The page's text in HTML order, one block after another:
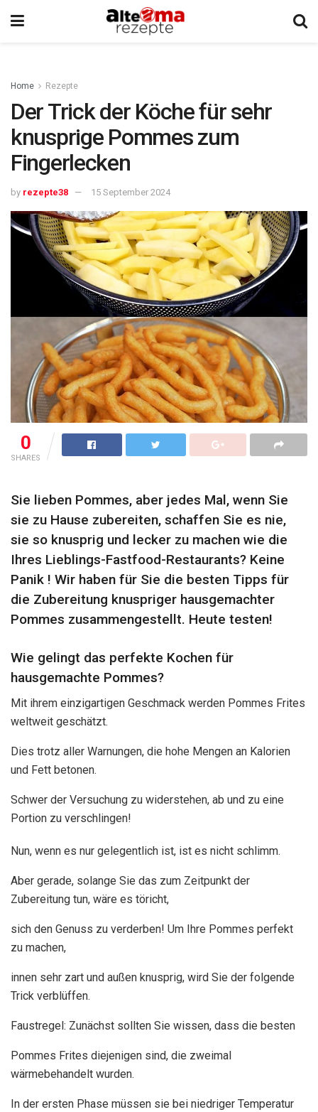
Home Rezepte
Der Trick der Köche für sehr
knusprige Pommes zum
Fingerlecken
by rezepte38 15 September 2024
0
SHARES
Sie lieben Pommes, aber jedes Mal, wenn Sie
sie zu Hause zubereiten, schaffen Sie es nie,
sie so knusprig und lecker zu machen wie die
Ihres Lieblings-Fastfood-Restaurants? Keine
Panik ! Wir haben für Sie die besten Tipps für
die Zubereitung knuspriger hausgemachter
Pommes zusammengestellt. Heute testen!
Wie gelingt das perfekte Kochen für
hausgemachte Pommes?
Mit ihrem einzigartigen Geschmack werden Pommes Frites
weltweit geschätzt.
Dies trotz aller Warnungen, die hohe Mengen an Kalorien
und Fett betonen.
Schwer der Versuchung zu widerstehen, ab und zu eine
Portion zu verschlingen!
Nun, wenn es nur gelegentlich ist, ist es nicht schlimm.
Aber gerade, solange Sie das zum Zeitpunkt der
Zubereitung tun, wäre es töricht,
sich den Genuss zu verderben! Um Ihre Pommes perfekt
zu machen,
innen sehr zart und außen knusprig, wird Sie der folgende
Trick verblüffen.
Faustregel: Zunächst sollten Sie wissen, dass die besten
Pommes Frites diejenigen sind, die zweimal
wärmebehandelt wurden.
In der ersten Phase müssen sie bei niedriger Temperatur